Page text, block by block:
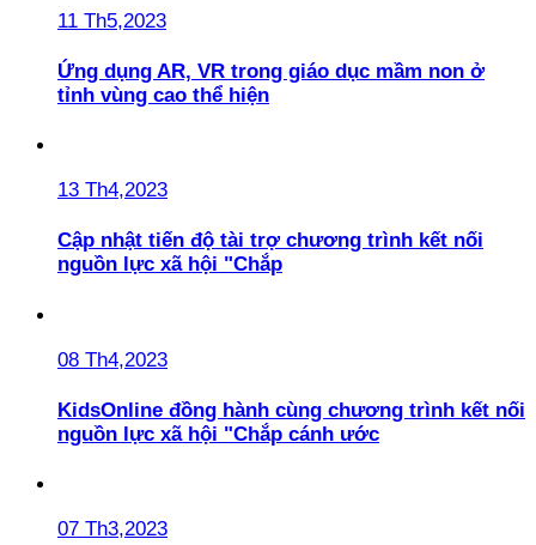
11 Th5,2023
Ứng dụng AR, VR trong giáo dục mầm non ở
tỉnh vùng cao thể hiện
13 Th4,2023
Cập nhật tiến độ tài trợ chương trình kết nối
nguồn lực xã hội "Chắp
08 Th4,2023
KidsOnline đồng hành cùng chương trình kết nối
nguồn lực xã hội "Chắp cánh ước
07 Th3,2023